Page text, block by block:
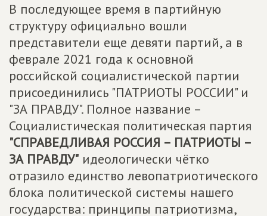
В последующее время в партийную
структуру официально вошли
представители еще девяти партий, а в
феврале 2021 года к основной
российской социалистической партии
присоединились "ПАТРИОТЫ РОССИИ" и
"ЗА ПРАВДУ". Полное название –
Социалистическая политическая партия
"СПРАВЕДЛИВАЯ РОССИЯ – ПАТРИОТЫ –
ЗА ПРАВДУ" идеологически чётко
отразило единство левопатриотического
блока политической системы нашего
государства: принципы патриотизма,